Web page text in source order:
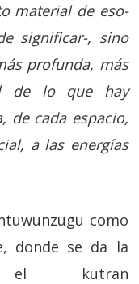
material de eso-
significar-, sino
profunda, más
de lo que hay
de cada espacio,
a las energías
como
donde se da la
el kutran